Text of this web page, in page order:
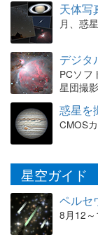
天体写
月、惑
デジタ
PCソフ
星団撮
惑星を
CMOS
星空ガイド
ペルセ
8月12～